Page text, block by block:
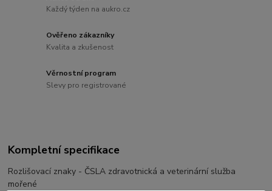
Každý týden na aukro.cz
Ověřeno zákazníky
Kvalita a zkušenost
Věrnostní program
Slevy pro registrované
Kompletní specifikace
Rozlišovací znaky - ČSLA zdravotnická a veterinární služba
mořené